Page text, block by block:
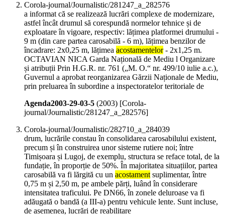
Corola-journal/Journalistic/281247_a_282576
a informat că se realizează lucrări complexe de modernizare,
astfel încât drumul să corespundă normelor tehnice și de
exploatare în vigoare, respectiv: lățimea platformei drumului -
9 m (din care partea carosabilă - 6 m), lățimea benzilor de
încadrare: 2x0,25 m, lățimea acostamentelor- 2x1,25 m.
OCTAVIAN NICA Garda Națională de Mediu l Organizare
și atribuții Prin H.G.R. nr. 761 („M. O.“ nr. 499/10 iulie a.c.),
Guvernul a aprobat reorganizarea Gărzii Naționale de Mediu,
prin preluarea în subordine a inspectoratelor teritoriale de
Agenda2003-29-03-5 (2003) [Corola-
journal/Journalistic/281247_a_282576]
Corola-journal/Journalistic/282710_a_284039
drum, lucrările constau în consolidarea carosabilului existent,
precum și în construirea unor sisteme rutiere noi; între
Timișoara și Lugoj, de exemplu, structura se reface total, de la
fundație, în proporție de 50%. În majoritatea situațiilor, partea
carosabilă va fi lărgită cu un acostamentsuplimentar, între
0,75 m și 2,50 m, pe ambele părți, luând în considerare
intensitatea traficului. Pe DN66, în zonele deluroase va fi
adăugată o bandă (a III-a) pentru vehicule lente. Sunt incluse,
de asemenea, lucrări de reabilitare